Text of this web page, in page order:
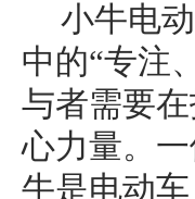
小牛电
中的“专注
与者需要
心力量。
牛是电动